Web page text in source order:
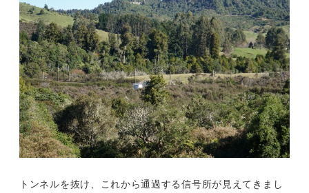
トンネルを抜け、これから通過する信号所が見えてきまし